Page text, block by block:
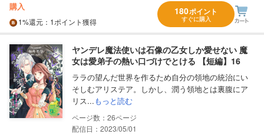
購入
1%還元 ：1ポイント獲得
180ポイント
すぐに購入
ヤンデレ魔法使いは石像の乙女しか愛せない 魔
女は愛弟子の熱い口づけでとける 【短編】16
ララの望んだ世界を作るため自分の領地の統治にい
そしむアリステア。しかし、潤う領地とは裏腹にア
リス...もっと読む
26
配信日：2023/05/01